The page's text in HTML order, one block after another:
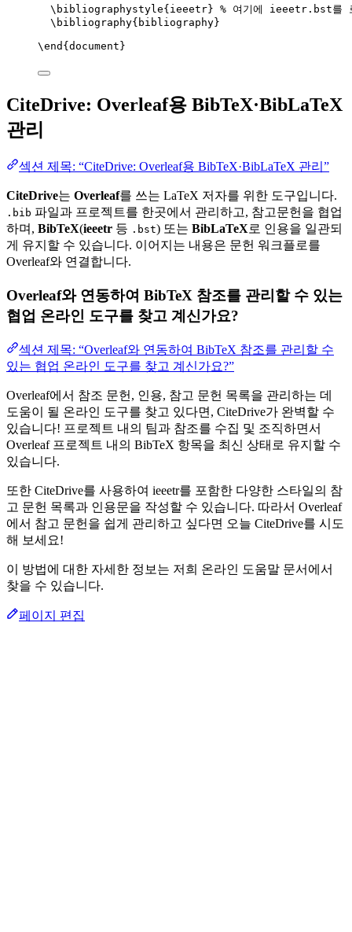
\bibliographystyle{ieeetr} % 여기에 ieeetr.bst를
\bibliography{bibliography}
\end { document }
CiteDrive: Overleaf용 BibTeX·BibLaTeX
관리
섹션 제목: “CiteDrive: Overleaf용 BibTeX·BibLaTeX 관리”
CiteDrive는 Overleaf를 쓰는 LaTeX 저자를 위한 도구입니다.
.bib 파일과 프로젝트를 한곳에서 관리하고, 참고문헌을 협업
하며, BibTeX(ieeetr 등 .bst) 또는 BibLaTeX로 인용을 일관되
게 유지할 수 있습니다. 이어지는 내용은 문헌 워크플로를
Overleaf와 연결합니다.
Overleaf와 연동하여 BibTeX 참조를 관리할 수 있는
협업 온라인 도구를 찾고 계신가요?
섹션 제목: “Overleaf와 연동하여 BibTeX 참조를 관리할 수
있는 협업 온라인 도구를 찾고 계신가요?”
Overleaf에서 참조 문헌, 인용, 참고 문헌 목록을 관리하는 데
도움이 될 온라인 도구를 찾고 있다면, CiteDrive가 완벽할 수
있습니다! 프로젝트 내의 팀과 참조를 수집 및 조직하면서
Overleaf 프로젝트 내의 BibTeX 항목을 최신 상태로 유지할 수
있습니다.
또한 CiteDrive를 사용하여 ieeetr를 포함한 다양한 스타일의 참
고 문헌 목록과 인용문을 작성할 수 있습니다. 따라서 Overleaf
에서 참고 문헌을 쉽게 관리하고 싶다면 오늘 CiteDrive를 시도
해 보세요!
이 방법에 대한 자세한 정보는 저희 온라인 도움말 문서에서
찾을 수 있습니다.
페이지 편집